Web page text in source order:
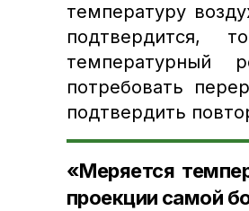
температуру
подтвердится,
потребовать
подтвердить
«Меряется
проекции самой